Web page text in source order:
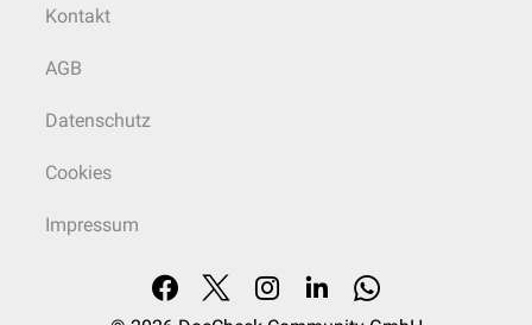
Kontakt
AGB
Datenschutz
Cookies
Impressum